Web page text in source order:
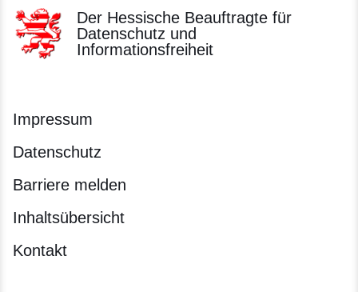
Der Hessische Beauftragte für
Datenschutz und
Informationsfreiheit
Impressum
Datenschutz
Barriere melden
Inhaltsübersicht
Kontakt